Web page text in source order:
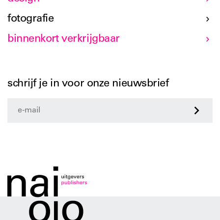
fotografie
binnenkort verkrijgbaar
schrijf je in voor onze nieuwsbrief